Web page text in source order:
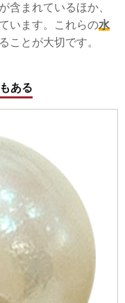
含まれているほか、
います。これらの水
ことが大切です。
ある